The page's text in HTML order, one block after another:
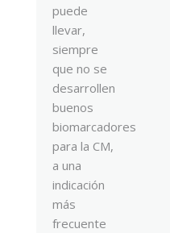
puede
llevar,
siempre
que no se
desarrollen
buenos
biomarcadores
para la CM,
a una
indicación
más
frecuente